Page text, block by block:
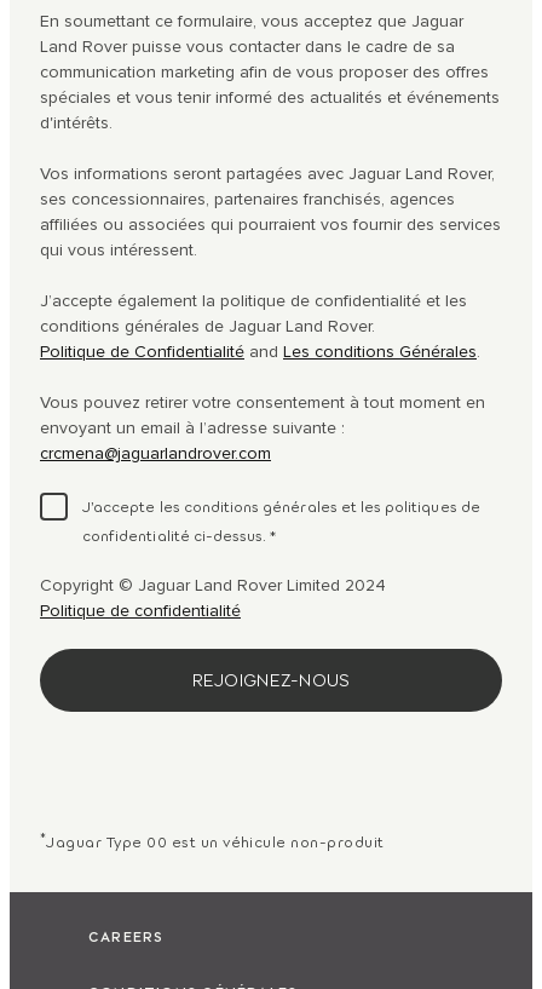
En soumettant ce formulaire, vous acceptez que Jaguar
Land Rover puisse vous contacter dans le cadre de sa
communication marketing afin de vous proposer des offres
spéciales et vous tenir informé des actualités et événements
d'intérêts.
Vos informations seront partagées avec Jaguar Land Rover,
ses concessionnaires, partenaires franchisés, agences
affiliées ou associées qui pourraient vos fournir des services
qui vous intéressent.
J’accepte également la politique de confidentialité et les
conditions générales de Jaguar Land Rover.
Politique de Confidentialité and Les conditions Générales.
Vous pouvez retirer votre consentement à tout moment en
envoyant un email à l’adresse suivante :
crcmena@jaguarlandrover.com
J’accepte les conditions générales et les politiques de
confidentialité ci-dessus. *
Copyright © Jaguar Land Rover Limited 2024
Politique de confidentialité
*Jaguar Type 00 est un véhicule non-produit
CAREERS